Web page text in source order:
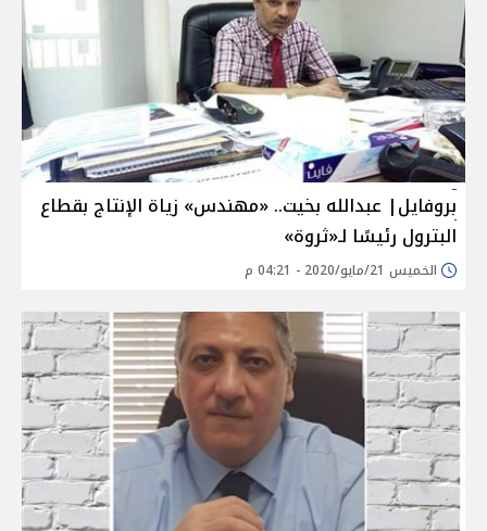
بروفايل| عبدالله بخيت.. «مهندس» زياة الإنتاج بقطاع
البترول رئيسًا لـ«ثروة»
الخميس 21/مايو/2020 - 04:21 م